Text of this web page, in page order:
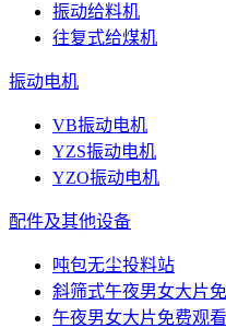
振动给料机
往复式给煤机
振动电机
VB振动电机
YZS振动电机
YZO振动电机
配件及其他设备
吨包无尘投料站
斜筛式午夜男女大片
午夜男女大片免费观看